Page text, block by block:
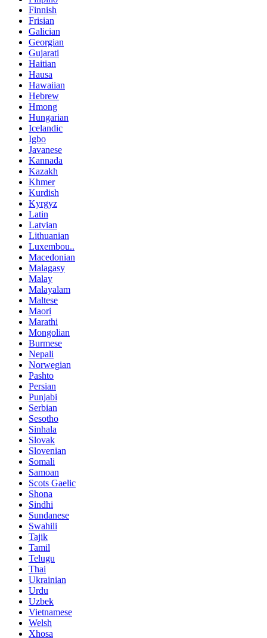
Finnish
Frisian
Galician
Georgian
Gujarati
Haitian
Hausa
Hawaiian
Hebrew
Hmong
Hungarian
Icelandic
Igbo
Javanese
Kannada
Kazakh
Khmer
Kurdish
Kyrgyz
Latin
Latvian
Lithuanian
Luxembou..
Macedonian
Malagasy
Malay
Malayalam
Maltese
Maori
Marathi
Mongolian
Burmese
Nepali
Norwegian
Pashto
Persian
Punjabi
Serbian
Sesotho
Sinhala
Slovak
Slovenian
Somali
Samoan
Scots Gaelic
Shona
Sindhi
Sundanese
Swahili
Tajik
Tamil
Telugu
Thai
Ukrainian
Urdu
Uzbek
Vietnamese
Welsh
Xhosa